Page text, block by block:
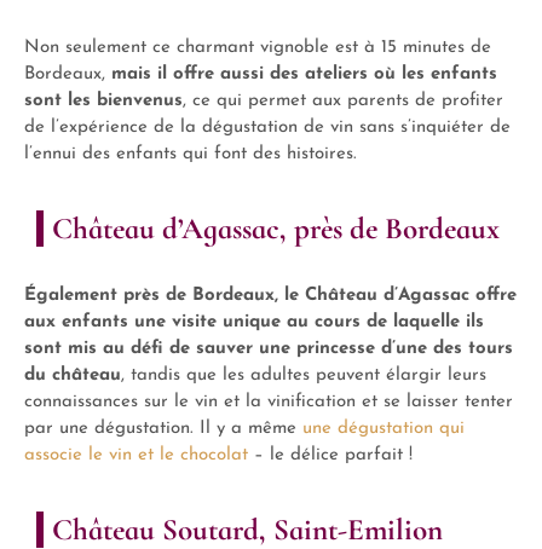
Non seulement ce charmant vignoble est à 15 minutes de
Bordeaux, mais il offre aussi des ateliers où les enfants
sont les bienvenus, ce qui permet aux parents de profiter
de l’expérience de la dégustation de vin sans s’inquiéter de
l’ennui des enfants qui font des histoires.
Château d’Agassac, près de Bordeaux
Également près de Bordeaux, le Château d’Agassac offre
aux enfants une visite unique au cours de laquelle ils
sont mis au défi de sauver une princesse d’une des tours
du château, tandis que les adultes peuvent élargir leurs
connaissances sur le vin et la vinification et se laisser tenter
par une dégustation. Il y a même une dégustation qui
associe le vin et le chocolat – le délice parfait !
Château Soutard, Saint-Emilion